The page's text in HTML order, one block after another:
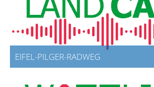
EIFEL-PILGER-RADWEG